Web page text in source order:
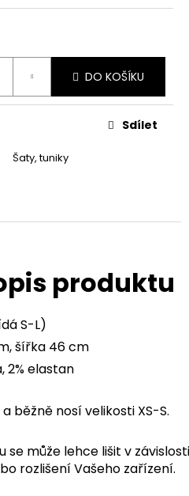
DO KOŠÍKU
Šaty, tuniky
Sdílet
produktu
S-L)
šířka 46 cm
2% elastan
běžně nosí velikosti XS-S.
může lehce lišit v
rozlišení Vašeho zařízení.